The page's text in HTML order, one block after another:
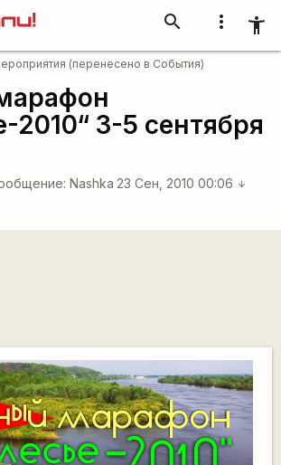
more_vert accessibility_new
search
(перенесено в События)
2010“ 3-5 сентября
Nashka 23 Сен, 2010 00:06 arrow_downward